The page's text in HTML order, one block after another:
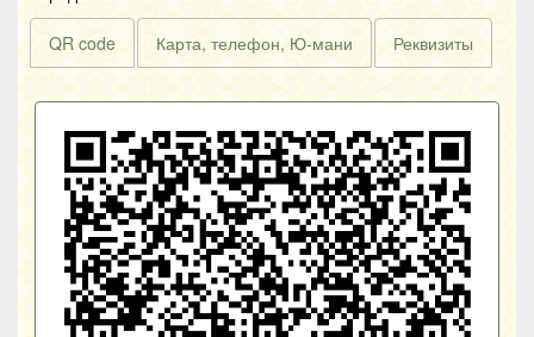
QR code Карта, телефон, Ю-мани Реквизиты